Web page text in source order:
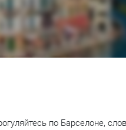
по Барселоне,